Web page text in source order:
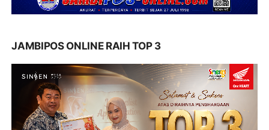
JAMBIPOS ONLINE RAIH TOP 3